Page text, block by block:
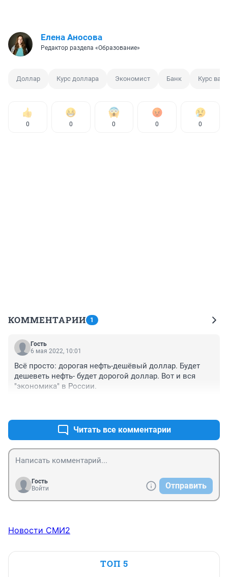
Елена Аносова
Редактор раздела «Образование»
Доллар Курс доллара Экономист Банк Курс
0 0 0 0 0
КОММЕНТАРИИ 1
Гость
6 мая 2022, 10:01
Всё просто: дорогая нефть-дешёвый доллар. Будет
дешеветь нефть- будет дорогой доллар. Вот и вся
"экономика" в России.
Читать все комментарии
Гость
Войти
Отправить
Новости СМИ2
ТОП 5